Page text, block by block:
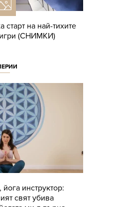
старт на най-тихите
(СНИМКИ)
инструктор:
свят убива